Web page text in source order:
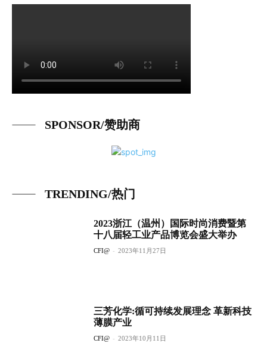
SPONSOR/赞助商
TRENDING/热门
2023浙江（温州）国际时尚消费暨第
十八届轻工业产品博览会盛大举办
CFI@ - 2023年11月27日
三芳化学:循可持续发展理念 革新科技
薄膜产业
CFI@ - 2023年10月11日